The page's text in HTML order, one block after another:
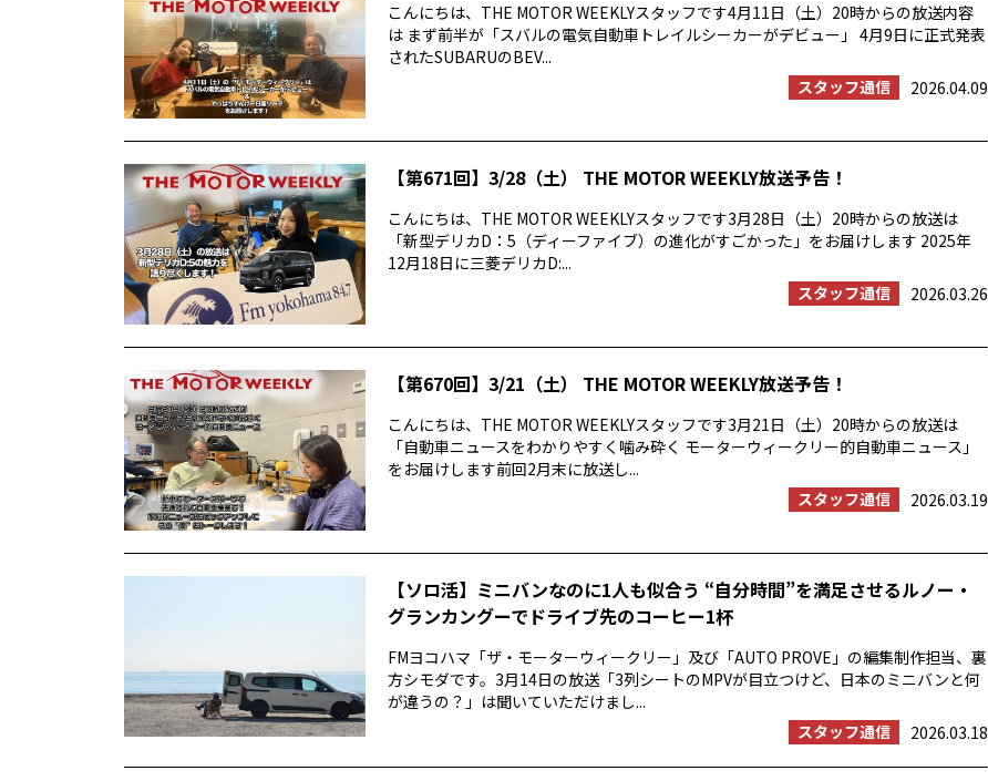
こんにちは、THE MOTOR WEEKLYスタッフです4月11日（土）20時からの放送内容
は まず前半が「スバルの電気自動車トレイルシーカーがデビュー」 4月9日に正式発表
されたSUBARUのBEV...
スタッフ通信
2026.04.09
【第671回】3/28（土） THE MOTOR WEEKLY放送予告！
こんにちは、THE MOTOR WEEKLYスタッフです3月28日（土）20時からの放送は
「新型デリカD：5（ディーファイブ）の進化がすごかった」をお届けします 2025年
12月18日に三菱デリカD:...
スタッフ通信
2026.03.26
【第670回】3/21（土） THE MOTOR WEEKLY放送予告！
こんにちは、THE MOTOR WEEKLYスタッフです3月21日（土）20時からの放送は
「自動車ニュースをわかりやすく噛み砕く モーターウィークリー的自動車ニュース」
をお届けします前回2月末に放送し...
スタッフ通信
2026.03.19
【ソロ活】ミニバンなのに1人も似合う “自分時間”を満足させるルノー・
グランカングーでドライブ先のコーヒー1杯
FMヨコハマ「ザ・モーターウィークリー」及び「AUTO PROVE」の編集制作担当、裏
方シモダです。3月14日の放送「3列シートのMPVが目立つけど、日本のミニバンと何
が違うの？」は聞いていただけまし...
スタッフ通信
2026.03.18